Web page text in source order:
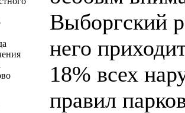
Выборгский
него
18% всех
правил